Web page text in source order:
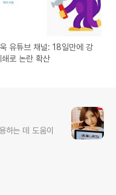
유튜브 채널: 18일만에 강
쇄로 논란 확산
하는 데 도움이